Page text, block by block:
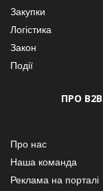
Закупки
Логістика
Закон
Події
ПРО В2В
Про нас
Наша команда
Реклама на порталі